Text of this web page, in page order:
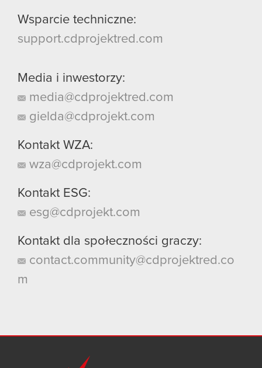
Wsparcie techniczne:
support.cdprojektred.com
Media i inwestorzy:
media@cdprojektred.com
gielda@cdprojekt.com
Kontakt WZA:
wza@cdprojekt.com
Kontakt ESG:
esg@cdprojekt.com
Kontakt dla społeczności graczy:
contact.community@cdprojektred.co
m